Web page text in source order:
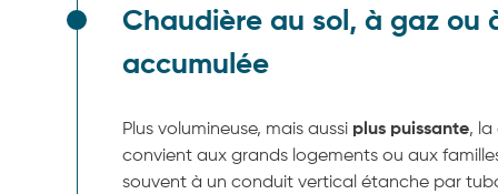
Chaudière au sol, à gaz ou
accumulée
Plus volumineuse, mais aussi plus puissante, la
convient aux grands logements ou aux
souvent à un conduit vertical étanche par